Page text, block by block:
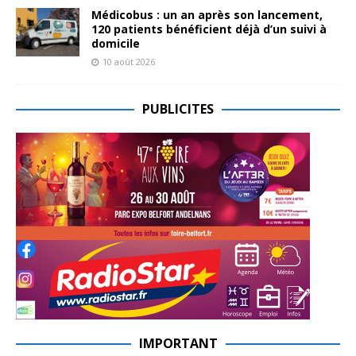
Médicobus : un an après son lancement,
120 patients bénéficient déjà d’un suivi à
domicile
10 août 2026
PUBLICITES
IMPORTANT